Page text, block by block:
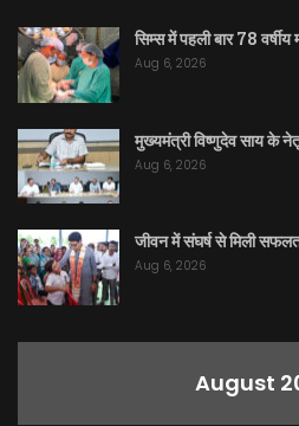
सिम्स में पहली बार 78
Aug 6, 2026
मुख्यमंत्री विष्णुदेव साय के
Aug 6, 2026
जीवन में संघर्ष से मिली
Aug 6, 2026
August